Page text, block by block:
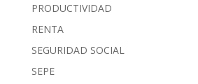
PRODUCTIVIDAD
RENTA
SEGURIDAD SOCIAL
SEPE